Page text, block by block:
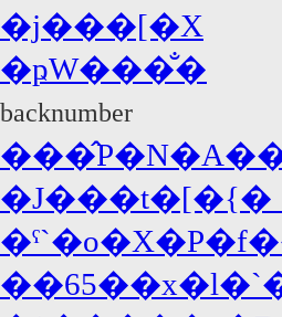
�j���[�X
�ҏW���̐�
backnumber